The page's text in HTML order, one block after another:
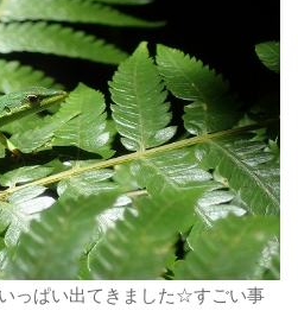
っぱい出てきました☆すごい事